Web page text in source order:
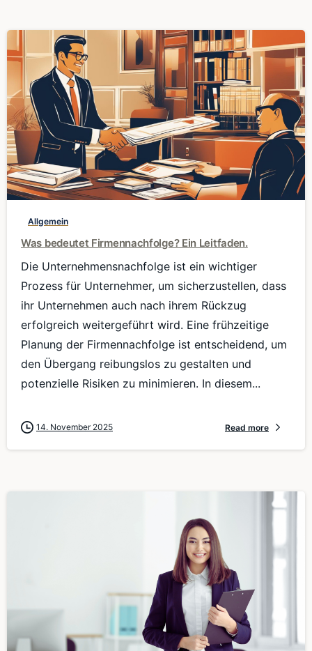
0
Allgemein
Was bedeutet Firmennachfolge? Ein Leitfaden.
Die Unternehmensnachfolge ist ein wichtiger
Prozess für Unternehmer, um sicherzustellen, dass
ihr Unternehmen auch nach ihrem Rückzug
erfolgreich weitergeführt wird. Eine frühzeitige
Planung der Firmennachfolge ist entscheidend, um
den Übergang reibungslos zu gestalten und
potenzielle Risiken zu minimieren. In diesem...
14. November 2025 Read more